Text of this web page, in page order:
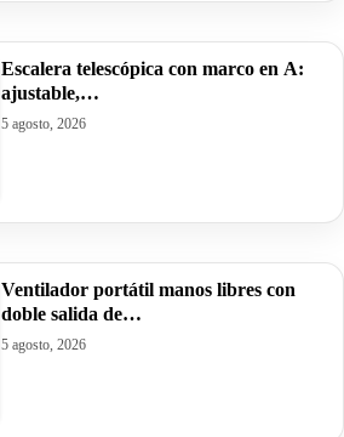
Escalera telescópica con marco en A:
ajustable,…
5 agosto, 2026
Ventilador portátil manos libres con
doble salida de…
5 agosto, 2026